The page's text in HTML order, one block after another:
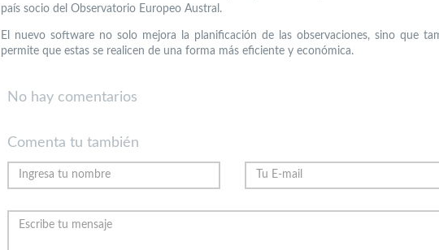
país socio del Observatorio Europeo Austral.
El nuevo software no solo mejora la planificación de las observaciones, sino que
permite que estas se realicen de una forma más eficiente y económica.
No hay comentarios
Comenta tu también